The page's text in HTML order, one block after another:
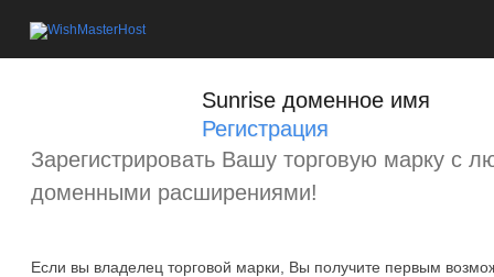
Sunrise доменное имя
Регистрация
Зарегистрировать Вашу торговую марку с
доменными расширениями!
Если вы владелец торговой марки, Вы получите первым